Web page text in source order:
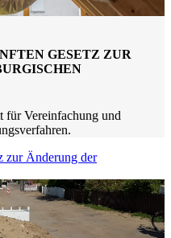
GESETZ ZUR
Vereinfachung und
zur Änderung der